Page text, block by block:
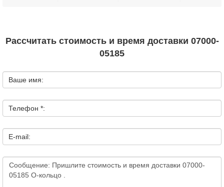
Рассчитать стоимость и время доставки 07000-
05185
Ваше имя:
Телефон *:
E-mail: